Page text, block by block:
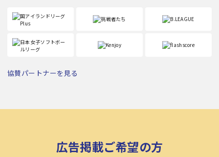
協賛パートナーを見る
広告掲載ご希望の方